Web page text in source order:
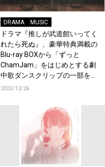
DRAMA MUSIC
ドラマ『推しが武道館いってく
れたら死ぬ』、豪華特典満載の
Blu-ray BOXから「ずっと
ChamJam」をはじめとする劇
中歌ダンスクリップの一部を
YouTubeで先行公開！
2022/12/26